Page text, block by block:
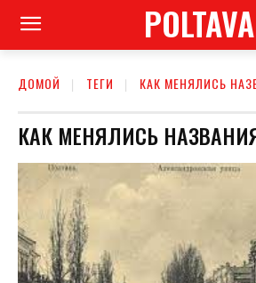
POLTAVA
ДОМОЙ ТЕГИ КАК МЕНЯЛИСЬ
КАК МЕНЯЛИСЬ